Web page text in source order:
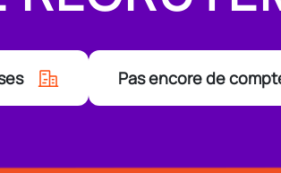
Pas encore de